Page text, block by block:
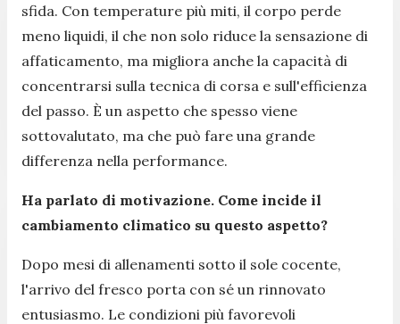
sfida. Con temperature più miti, il corpo perde
meno liquidi, il che non solo riduce la sensazione di
affaticamento, ma migliora anche la capacità di
concentrarsi sulla tecnica di corsa e sull'efficienza
del passo. È un aspetto che spesso viene
sottovalutato, ma che può fare una grande
differenza nella performance.
Ha parlato di motivazione. Come incide il
cambiamento climatico su questo aspetto?
Dopo mesi di allenamenti sotto il sole cocente,
l'arrivo del fresco porta con sé un rinnovato
entusiasmo. Le condizioni più favorevoli